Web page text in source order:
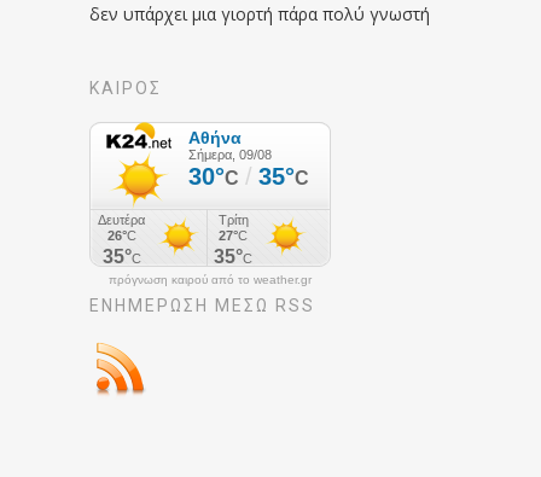
δεν υπάρχει μια γιορτή πάρα πολύ γνωστή
ΚΑΙΡΟΣ
πρόγνωση καιρού από το weather.gr
ΕΝΗΜΈΡΩΣΉ ΜΕΣΩ RSS